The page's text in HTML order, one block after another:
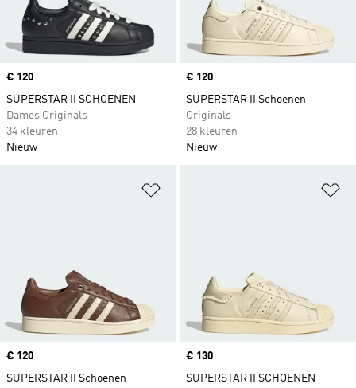
Price
€ 120
SUPERSTAR II SCHOENEN
Dames Originals
34 kleuren
Nieuw
Price
€ 120
SUPERSTAR II Schoenen
Originals
28 kleuren
Nieuw
Price
€ 120
SUPERSTAR II Schoenen
Price
€ 130
SUPERSTAR II SCHOENEN